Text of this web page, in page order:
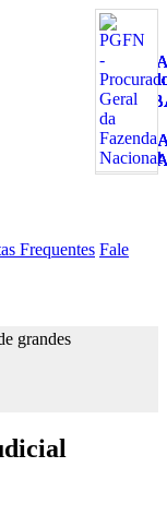
Frequentes Fale
grandes